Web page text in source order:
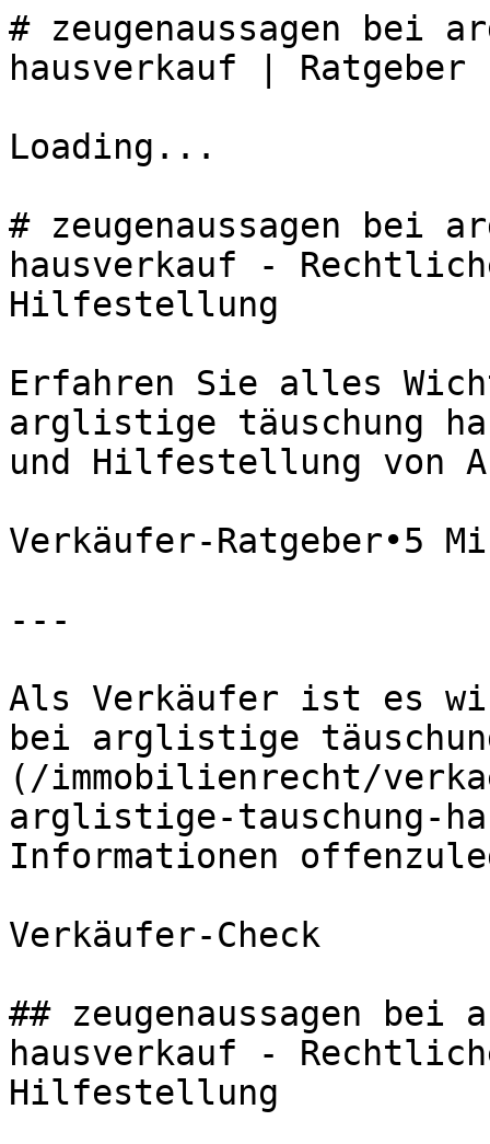
# zeugenaussagen bei
hausverkauf |
Loading...
# zeugenaussagen bei
hausverkauf -
Hilfestellung
Erfahren Sie alles
arglistige täuschung
und Hilfestellung von
Verkäufer-Ratgeber•5
---
Als Verkäufer ist es
bei arglistige
(/immobilienrecht/
arglistige-tauschung-
Informationen
Verkäufer-Check
## zeugenaussagen
hausverkauf -
Hilfestellung